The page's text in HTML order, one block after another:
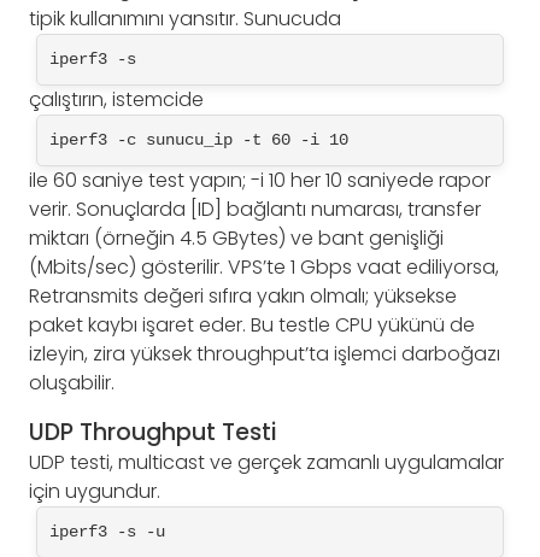
tipik kullanımını yansıtır. Sunucuda
iperf3 -s
çalıştırın, istemcide
iperf3 -c sunucu_ip -t 60 -i 10
ile 60 saniye test yapın; -i 10 her 10 saniyede rapor
verir. Sonuçlarda [ID] bağlantı numarası, transfer
miktarı (örneğin 4.5 GBytes) ve bant genişliği
(Mbits/sec) gösterilir. VPS’te 1 Gbps vaat ediliyorsa,
Retransmits değeri sıfıra yakın olmalı; yüksekse
paket kaybı işaret eder. Bu testle CPU yükünü de
izleyin, zira yüksek throughput’ta işlemci darboğazı
oluşabilir.
UDP Throughput Testi
UDP testi, multicast ve gerçek zamanlı uygulamalar
için uygundur.
iperf3 -s -u